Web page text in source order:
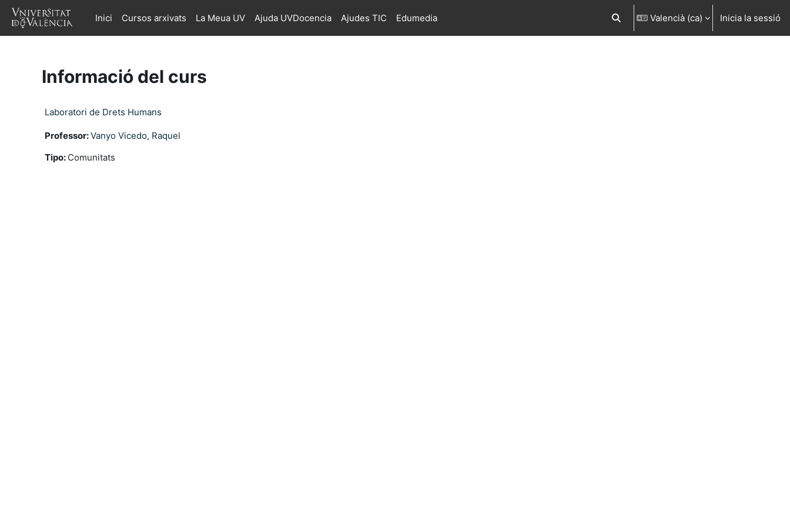
Ves al contingut principal
Inici
Cursos arxivats La Meua UV Ajuda UVDocencia Ajudes TIC Edumedia Commuta l'entrada de la cerca
Valencià ‎(ca)‎ Inicia la sessió
Informació del curs
Laboratori de Drets Humans
Professor:Vanyo Vicedo, Raquel
Tipo: Comunitats